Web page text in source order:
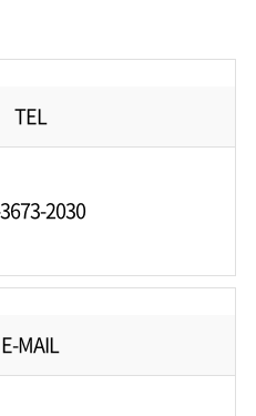
TEL
2030
E-MAIL